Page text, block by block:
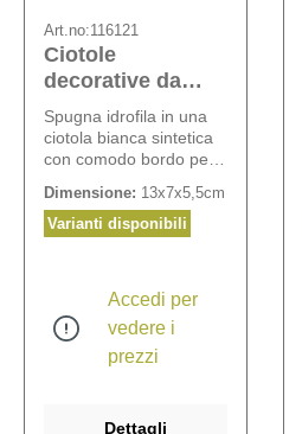
Art.no:116121
Ciotole
decorative da
tavolo Benita
Spugna idrofila in una
ciotola bianca sintetica
con comodo bordo per
bordo: ca. 1,5 cm.
Dimensione: 13x7x5,5cm
Varianti disponibili
Accedi per
vedere i
prezzi
Dettagli